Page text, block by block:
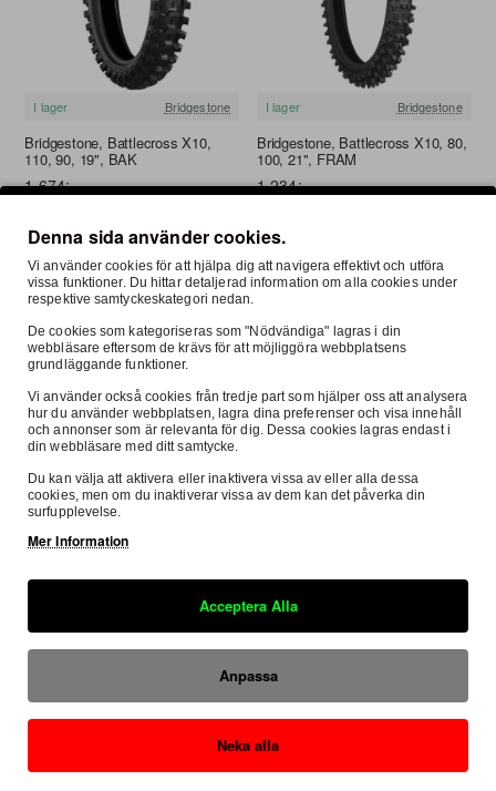
FRI FRAKT
I lager Bridgestone
Bridgestone, Battlecross X10,
110, 90, 19", BAK
1 674:-
FRI FRAKT
I lager Bridgestone
Bridgestone, Battlecross X10, 80,
100, 21", FRAM
1 234:-
FRI FRAKT
I lager Bridgestone
100, 16", BAK
FRI FRAKT
I lager Bridgestone
Denna sida använder cookies.
Vi använder cookies för att hjälpa dig att navigera effektivt och utföra
vissa funktioner. Du hittar detaljerad information om alla cookies under
respektive samtyckeskategori nedan.
De cookies som kategoriseras som "Nödvändiga" lagras i din
webbläsare eftersom de krävs för att möjliggöra webbplatsens
grundläggande funktioner.
Vi använder också cookies från tredje part som hjälper oss att analysera
hur du använder webbplatsen, lagra dina preferenser och visa innehåll
och annonser som är relevanta för dig. Dessa cookies lagras endast i
din webbläsare med ditt samtycke.
Du kan välja att aktivera eller inaktivera vissa av eller alla dessa
cookies, men om du inaktiverar vissa av dem kan det påverka din
surfupplevelse.
Mer Information
Acceptera Alla
Anpassa
Neka alla